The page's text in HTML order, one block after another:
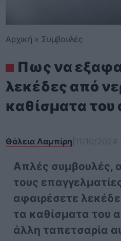
Αρχική » Συμβουλές
Πως να
λεκέδες από
καθίσματα του
Θάλεια Λαμπίρη
Απλές συμβουλές,
τους
αφαιρέσετε
τα καθίσματα του
άλλη ταπετσαρία